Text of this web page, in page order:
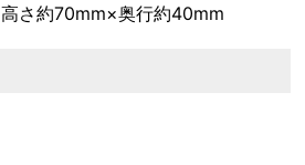
さ約70mm×奥行約40mm